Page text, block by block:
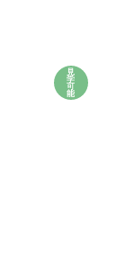
見
学
可
能